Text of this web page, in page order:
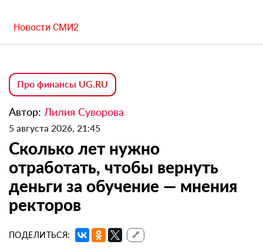
Новости СМИ2
Про финансы UG.RU
Автор: Лилия Суворова
5 августа 2026, 21:45
Сколько лет нужно
отработать, чтобы вернуть
деньги за обучение — мнения
ректоров
ПОДЕЛИТЬСЯ: 🔗